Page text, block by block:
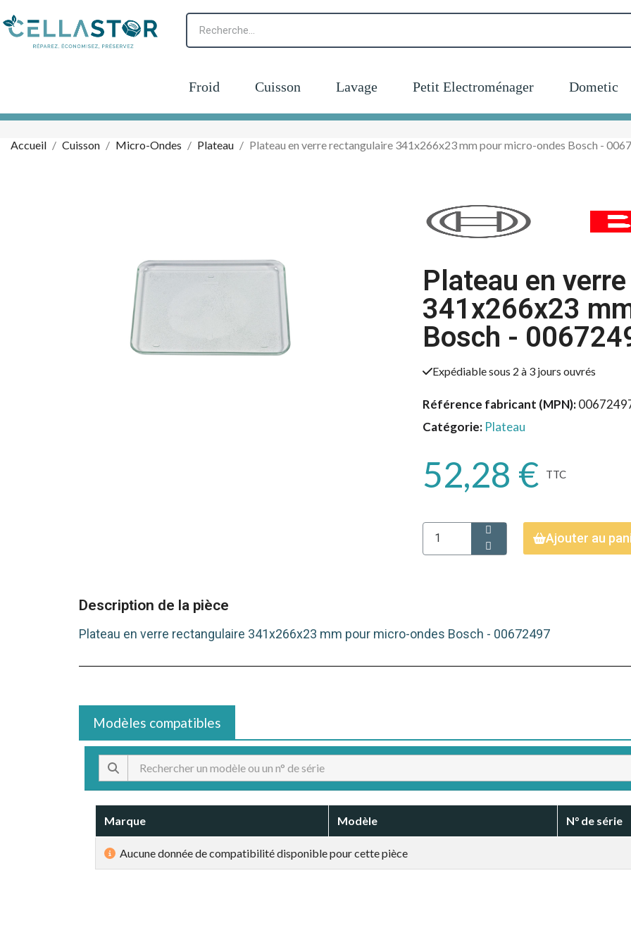
Froid Cuisson Lavage Petit Electroménager Dometic
Accueil Cuisson Micro-Ondes Plateau Plateau en verre rectangulaire 341x266x23 mm pour micro-ondes Bosch -
Plateau en
341x266x23
Bosch -
Expédiable sous 2 à 3 jours ouvrés
Référence fabricant (MPN)
Catégorie Plateau
52,28 € TTC
Ajouter au
Description de la pièce
Plateau en verre rectangulaire 341x266x23 mm pour micro-ondes Bosch - 00672497
Modèles compatibles
Marque Modèle N° de série
Aucune donnée de compatibilité disponible pour cette pièce